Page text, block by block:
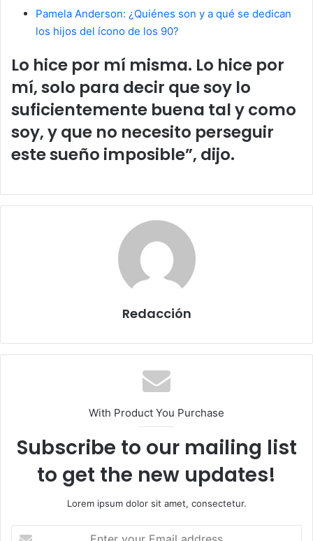
Pamela Anderson: ¿Quiénes son y a qué se dedican
los hijos del ícono de los 90?
Lo hice por mí misma. Lo hice por
mí, solo para decir que soy lo
suficientemente buena tal y como
soy, y que no necesito perseguir
este sueño imposible”, dijo.
Redacción
With Product You Purchase
Subscribe to our mailing list
to get the new updates!
Lorem ipsum dolor sit amet, consectetur.